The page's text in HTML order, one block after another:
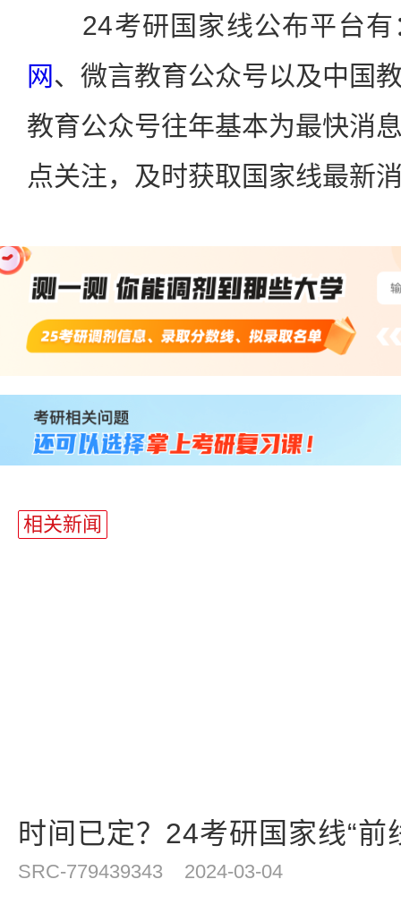
24考研国家线公布平台有
网、微言教育公众号以及中国
教育公众号往年基本为最快消
点关注，及时获取国家线最新
相关新闻
时间已定？24考研国家线“前
SRC-779439343 2024-03-04